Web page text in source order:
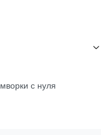
с нуля